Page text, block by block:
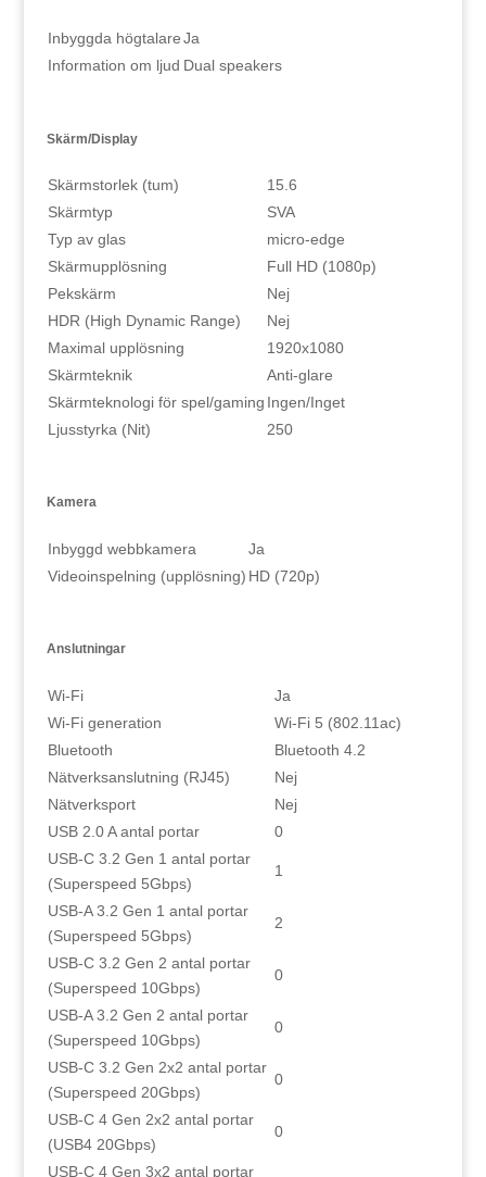
Inbyggda högtalareJa
Information om ljud Dual speakers
Skärm/Display
Skärmstorlek (tum)
15.6
Skärmtyp
SVA
Typ av glas
micro-edge
Skärmupplösning
Full HD (1080p)
Pekskärm
Nej
HDR (High Dynamic Range)
Nej
Maximal upplösning
1920x1080
Skärmteknik
Anti-glare
Skärmteknologi för spel/gaming Ingen/Inget
Ljusstyrka (Nit)
250
Kamera
Inbyggd webbkamera
Ja
Videoinspelning (upplösning) HD (720p)
Anslutningar
Wi-Fi
Ja
Wi-Fi generation
Wi-Fi 5 (802.11ac)
Bluetooth
Bluetooth 4.2
Nätverksanslutning (RJ45)
Nej
Nätverksport
Nej
USB 2.0 A antal portar
0
USB-C 3.2 Gen 1 antal portar
(Superspeed 5Gbps)
1
USB-A 3.2 Gen 1 antal portar
(Superspeed 5Gbps)
2
USB-C 3.2 Gen 2 antal portar
(Superspeed 10Gbps)
0
USB-A 3.2 Gen 2 antal portar
(Superspeed 10Gbps)
0
USB-C 3.2 Gen 2x2 antal portar
(Superspeed 20Gbps)
0
USB-C 4 Gen 2x2 antal portar
(USB4 20Gbps)
0
USB-C 4 Gen 3x2 antal portar